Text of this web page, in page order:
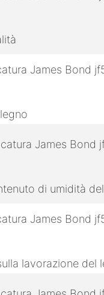
di umidità
lavorazione del